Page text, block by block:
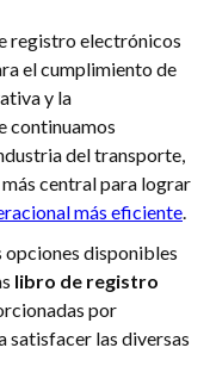
registro electrónicos
el cumplimiento de
y la
continuamos
del transporte,
más central para lograr
más eficiente
opciones disponibles
libro de registro
por
satisfacer las diversas